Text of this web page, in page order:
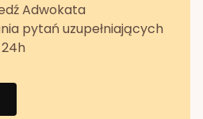
Adwokata
pytań uzupełniających